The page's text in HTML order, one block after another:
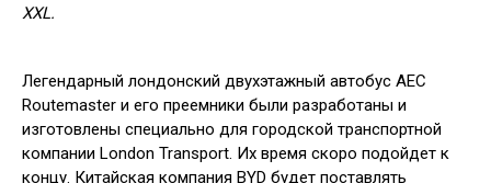
XXL.
Легендарный лондонский двухэтажный автобус AEC
Routemaster и его преемники были разработаны и
изготовлены специально для городской транспортной
компании London Transport. Их время скоро подойдет к
концу. Китайская компания BYD будет поставлять